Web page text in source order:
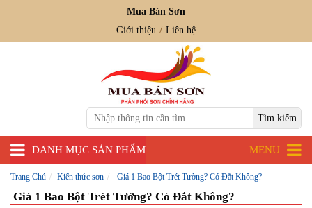
Mua Bán Sơn
Giới thiệu
Liên hệ
DANH MỤC SẢN PHẨM MENU
Trang Chủ Kiến thức sơn Giá 1 Bao Bột Trét Tường? Có Đắt Không?
Giá 1 Bao Bột Trét Tường? Có Đắt Không?